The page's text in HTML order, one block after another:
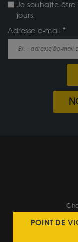
Je souhaite
jours.
Adresse e-mail
POINT DE